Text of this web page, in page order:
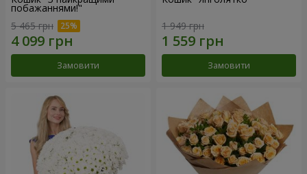
побажаннями!"
5 465 грн
Замовити
1 949 грн
Замовити